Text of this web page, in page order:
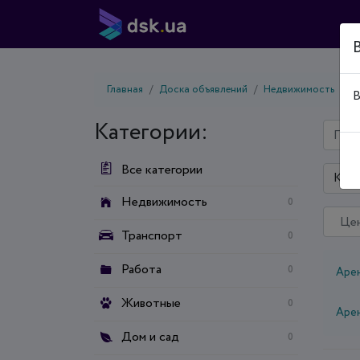
Главная Доска объявлений Недвижимость
Категории:
Все категории
Недвижимость
0
Транспорт 0
Работа 0
Животные 0
Дом и сад 0